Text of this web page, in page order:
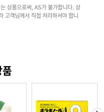
상품으로써, AS가 불가합니다. 상
고객님께서 직접 처리하셔야 합니